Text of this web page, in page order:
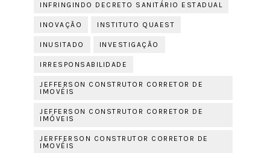
INFRINGINDO DECRETO SANITÁRIO ESTADUAL
INOVAÇÃO INSTITUTO QUAEST
INUSITADO INVESTIGAÇÃO
IRRESPONSABILIDADE
JEFFERSON CONSTRUTOR CORRETOR DE
IMOVÉIS
JEFFERSON CONSTRUTOR CORRETOR DE
IMÓVEIS
JERFFERSON CONSTRUTOR CORRETOR DE
IMOVÉIS